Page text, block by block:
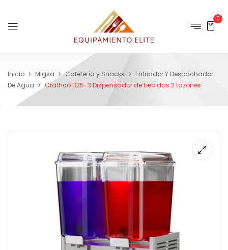
0
Inicio Migsa Cafetería y Snacks
Enfriador Y Despachador
De Agua
Crathco D25-3 Dispensador de bebidas 2 tazones